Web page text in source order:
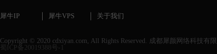
犀牛IP 犀牛VPS 关于我们
Copyright © 2020 cdxiyan.com, All Rights Reserved. 成都犀颜网络科技有
蜀ICP备20019388号-1